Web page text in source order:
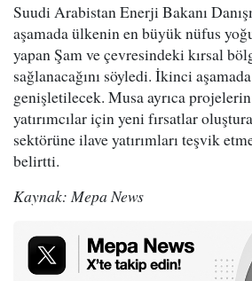
Suudi Arabistan Enerji Bakanı
aşamada ülkenin en büyük nüfus
yapan Şam ve çevresindeki kırsal
sağlanacağını söyledi. İkinci
genişletilecek. Musa ayrıca
yatırımcılar için yeni fırsatlar
sektörüne ilave yatırımları teşvik
belirtti.
Kaynak: Mepa News